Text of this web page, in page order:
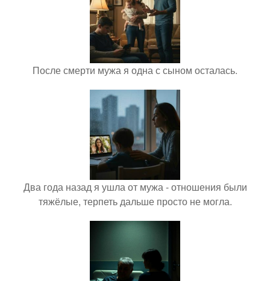
После смерти мужа я одна с сыном осталась.
Два года назад я ушла от мужа - отношения были
тяжёлые, терпеть дальше просто не могла.